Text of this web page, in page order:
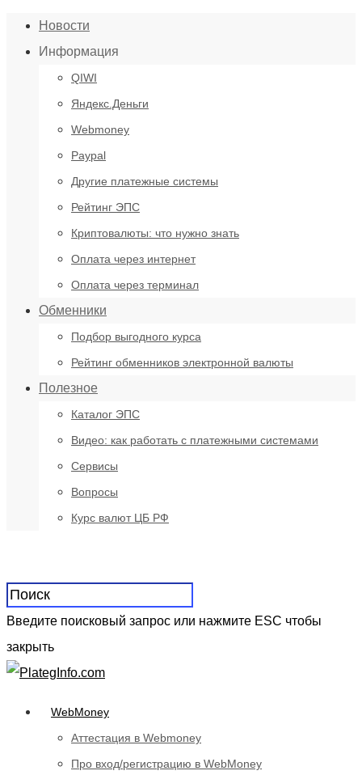
Новости
Информация
QIWI
Яндекс.Деньги
Webmoney
Paypal
Другие платежные системы
Рейтинг ЭПС
Криптовалюты: что нужно знать
Оплата через интернет
Оплата через терминал
Обменники
Подбор выгодного курса
Рейтинг обменников электронной валюты
Полезное
Каталог ЭПС
Видео: как работать с платежными системами
Сервисы
Вопросы
Курс валют ЦБ РФ
Введите поисковый запрос или нажмите ESC чтобы
закрыть
WebMoney
Аттестация в Webmoney
Про вход/регистрацию в WebMoney